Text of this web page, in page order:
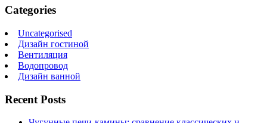
Categories
Uncategorised
Дизайн гостиной
Вентиляция
Водопровод
Дизайн ванной
Recent Posts